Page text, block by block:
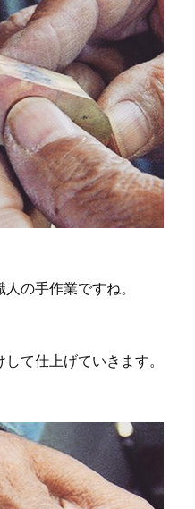
の手作業ですね。
て仕上げていきます。